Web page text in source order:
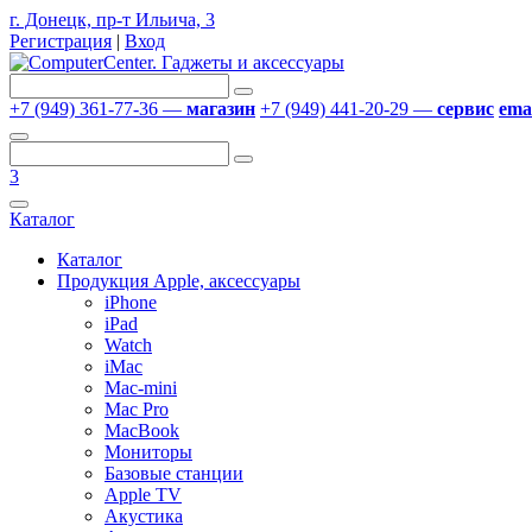
г. Донецк, пр-т Ильича, 3
Регистрация | Вход
+7 (949) 361-77-36 — магазин +7 (949) 441-20-29 — сервис
3
Каталог
Каталог
Продукция Apple, аксессуары
iPhone
iPad
Watch
iMac
Mac-mini
Mac Pro
MacBook
Мониторы
Базовые станции
Apple TV
Акустика